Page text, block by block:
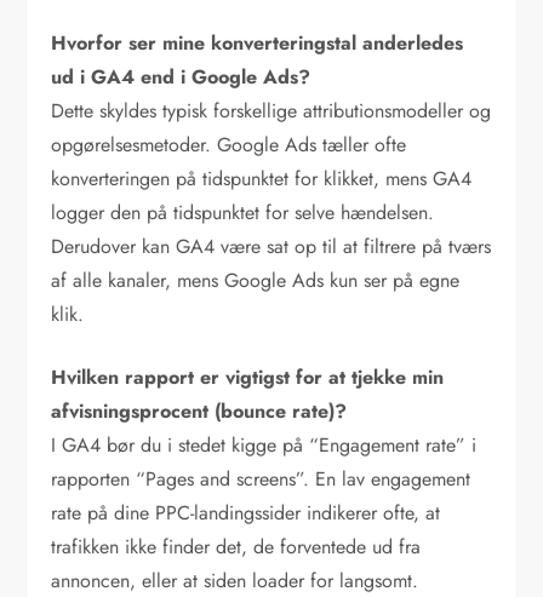
Hvorfor ser mine konverteringstal anderledes
ud i GA4 end i Google Ads?
Dette skyldes typisk forskellige attributionsmodeller og
opgørelsesmetoder. Google Ads tæller ofte
konverteringen på tidspunktet for klikket, mens GA4
logger den på tidspunktet for selve hændelsen.
Derudover kan GA4 være sat op til at filtrere på tværs
af alle kanaler, mens Google Ads kun ser på egne
klik.
Hvilken rapport er vigtigst for at tjekke min
afvisningsprocent (bounce rate)?
I GA4 bør du i stedet kigge på “Engagement rate” i
rapporten “Pages and screens”. En lav engagement
rate på dine PPC-landingssider indikerer ofte, at
trafikken ikke finder det, de forventede ud fra
annoncen, eller at siden loader for langsomt.